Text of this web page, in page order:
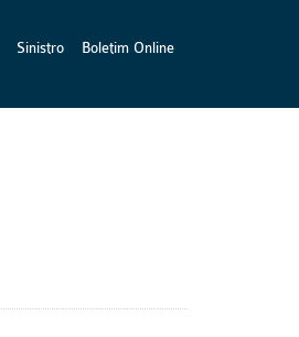
Sinistro Boletim Online